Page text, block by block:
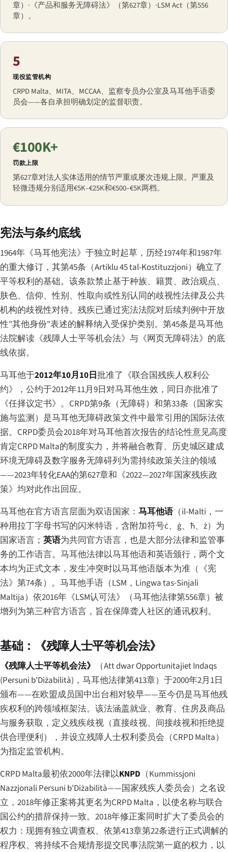
章）·《产品和服务无障碍法》（第627章）·LSM Act（第556
章）。
5
现役监管机构
CRPD Malta、MITA、MCCAA、监察专员办公室及马耳他手语委
员会——各自承担明确划定的监督职责。
€100K+
罚款上限
第627章对法人实体适用的情节严重或屡次违规上限。严重及
轻微违规分别适用€5K–€25K和€500–€5K两档。
宪法与条约底线
1964年《马耳他宪法》于独立时起草，历经1974年和1987年
的重大修订，其第45条（Artiklu 45 tal-Kostituzzjoni）确立了
平等权利的基础。该条款禁止基于种族、籍贯、政治观点、
肤色、信仰、性别、性取向或性别认同的歧视性法律及公共
机构的歧视性对待。残疾已通过宪法法院对后续判例中开放
性"其他身份"表述的解释纳入受保护类别。第45条是马耳他
法院解读《残障人士平等机会法》与《网页无障碍法》的底
线依据。
马耳他于2012年10月10日批准了《联合国残疾人权利公
约》，公约于2012年11月9日对马耳他生效，同日亦批准了
《任择议定书》。CRPD第9条（无障碍）和第33条（国家实
施与监测）是马耳他无障碍政策文件中最常引用的国际法依
据。CRPD委员会2018年对马耳他首次报告的结论性意见高度
肯定CRPD Malta的制度实力，并将融合教育、历史城区建成
环境无障碍及数字服务无障碍列为需持续政策关注的领域
——2023年转化EAA的第627章和《2022—2027年国家残疾政
策》均对此作出回应。
马耳他在官方语言层面为双语国家： 马耳他语（il-Malti ，一
种用拉丁字母书写的闪米特语，含附加符号ċ、ġ、ħ、ż）为
国家语言； 英语为共同官方语言，也是大部分法律和监管事
务的工作语言。马耳他法律以马耳他语和英语颁行，两个文
本均为正式文本，发生冲突时以马耳他语版本为准（《宪
法》第74条）。马耳他手语（LSM， Lingwa tas-Sinjali
Maltija）依2016年《LSM认可法》（马耳他法律第556章）被
增列为第三种官方语言，旨在保障聋人社区的通讯权利。
基础：《残障人士平等机会法》
《残障人士平等机会法》 （Att dwar Opportunitajiet Indaqs
(Persuni b'Diżabilità) ，马耳他法律第413章）于2000年2月1日
颁布——在欧盟成员国中出台相对较早——至今仍是马耳他残
疾权利的跨领域框架法。该法涵盖就业、教育、住房及商品
与服务获取，定义残疾歧视（直接歧视、间接歧视和拒绝提
供合理便利），并设立残障人士权利委员会（CRPD Malta）
为指定监管机构。
CRPD Malta最初依2000年法律以KNPD （Kummissjoni
Nazzjonali Persuni b'Diżabilità——国家残疾人委员会）之名设
立，2018年修正案将其更名为CRPD Malta，以使名称与联合
国公约的措辞保持一致。2018年修正案同时扩大了委员会的
权力：现拥有独立调查权、依第413章第22条进行正式调解的
程序权、将持续不合规情形提交民事法院第一庭的权力，以